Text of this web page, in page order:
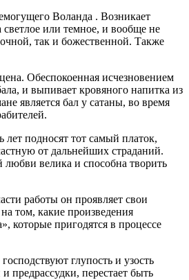
Воланда . Возникает
или темное, и вообще не
так и божественной. Также
Обеспокоенная исчезновением
и выпивает кровяного напитка из
является бал у сатаны, во время
подносят тот самый платок,
от дальнейших страданий.
велика и способна творить
работы он проявляет свои
том, какие произведения
которые пригодятся в процессе
глупость и узость
предрассудки, перестает быть